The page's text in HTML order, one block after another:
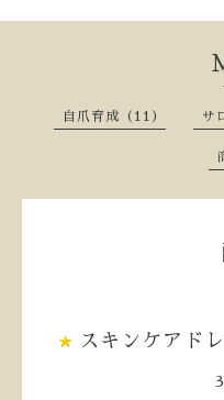
自爪育成（11） サ
スキンケアド